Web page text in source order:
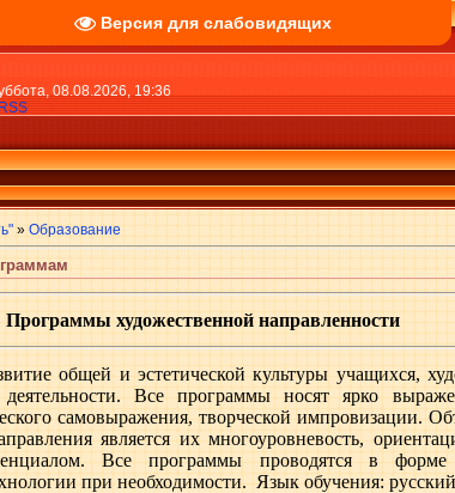
Версия для слабовидящих
08.08.2026, 19:36
» Образование
Программы художественной направленности
общей и эстетической культуры учащихся,
Все программы носят ярко
самовыражения, творческой импровизации.
является их многоуровневость,
Все программы проводятся в форме
при необходимости. Язык обучения: русский